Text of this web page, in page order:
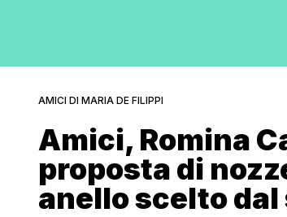
AMICI DI MARIA DE FILIPPI
Amici, Romina
proposta di
anello scelto